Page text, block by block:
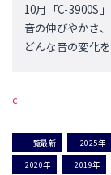
10月「C-3900S
音の伸びやかさ
どんな音の変化
c
一覧最新 2025年
2020年
2019年